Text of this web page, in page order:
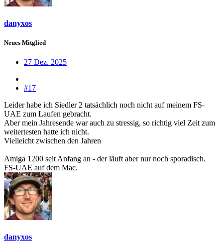
danyxos
Neues Mitglied
27 Dez. 2025
#17
Leider habe ich Siedler 2 tatsächlich noch nicht auf meinem FS-
UAE zum Laufen gebracht.
Aber mein Jahresende war auch zu stressig, so richtig viel Zeit zum
weitertesten hatte ich nicht.
Vielleicht zwischen den Jahren
Amiga 1200 seit Anfang an - der läuft aber nur noch sporadisch.
FS-UAE auf dem Mac.
danyxos